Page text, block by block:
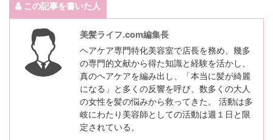
この記事を書いた人
美髪ライフ.com編集長
ヘアケア専門特化美容室で店長を務め、幾多
の専門的文献から得た知識と経験を活かし、
真のヘアケアを編み出し、「本当に髪が綺麗
になる」と多くの反響を呼び、数多くの大人
の女性を髪の悩みから救ってきた。 活動は多
岐にわたり美容師としての活動は週１日と限
定されている。